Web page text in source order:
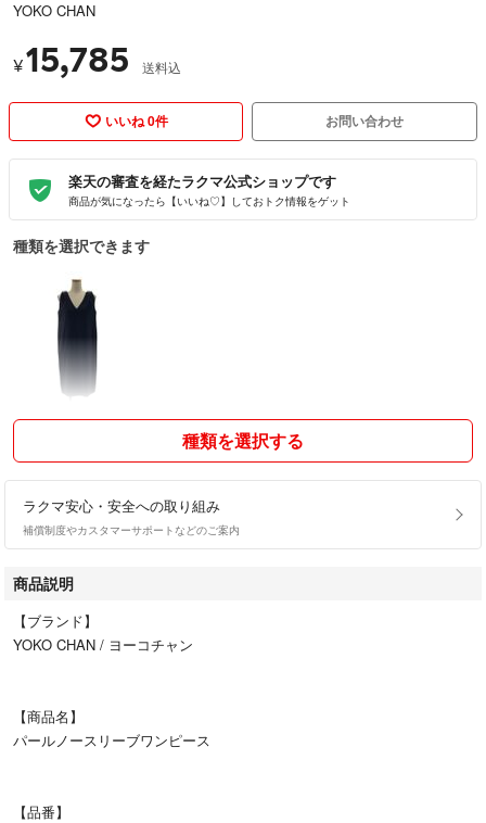
YOKO CHAN
¥15,785 送料込
いいね 0件 お問い合わせ
楽天の審査を経たラクマ公式ショップです
商品が気になったら【いいね♡】しておトク情報をゲット
種類を選択できます
種類を選択する
ラクマ安心・安全への取り組み
補償制度やカスタマーサポートなどのご案内
商品説明
【ブランド】
YOKO CHAN / ヨーコチャン
【商品名】
パールノースリーブワンピース
【品番】